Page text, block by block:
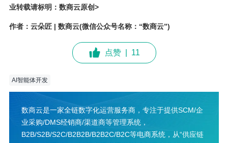
业转载请标明：数商云原创>
作者：云朵匠 | 数商云(微信公众号名称：“数商云”)
点赞 11
AI智能体开发
数商云是一家全链数字化运营服务商，专注于提供SCM/企
业采购/DMS经销商/渠道商等管理系统，
B2B/S2B/S2C/B2B2B/B2B2C/B2C等电商系统，从“供应链